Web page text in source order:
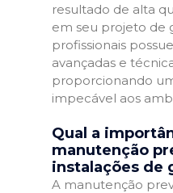
resultado de alta
em seu projeto de
profissionais
avançadas e
proporcionando
impecável aos
Qual a
manutenção
instalações de
A manutenção